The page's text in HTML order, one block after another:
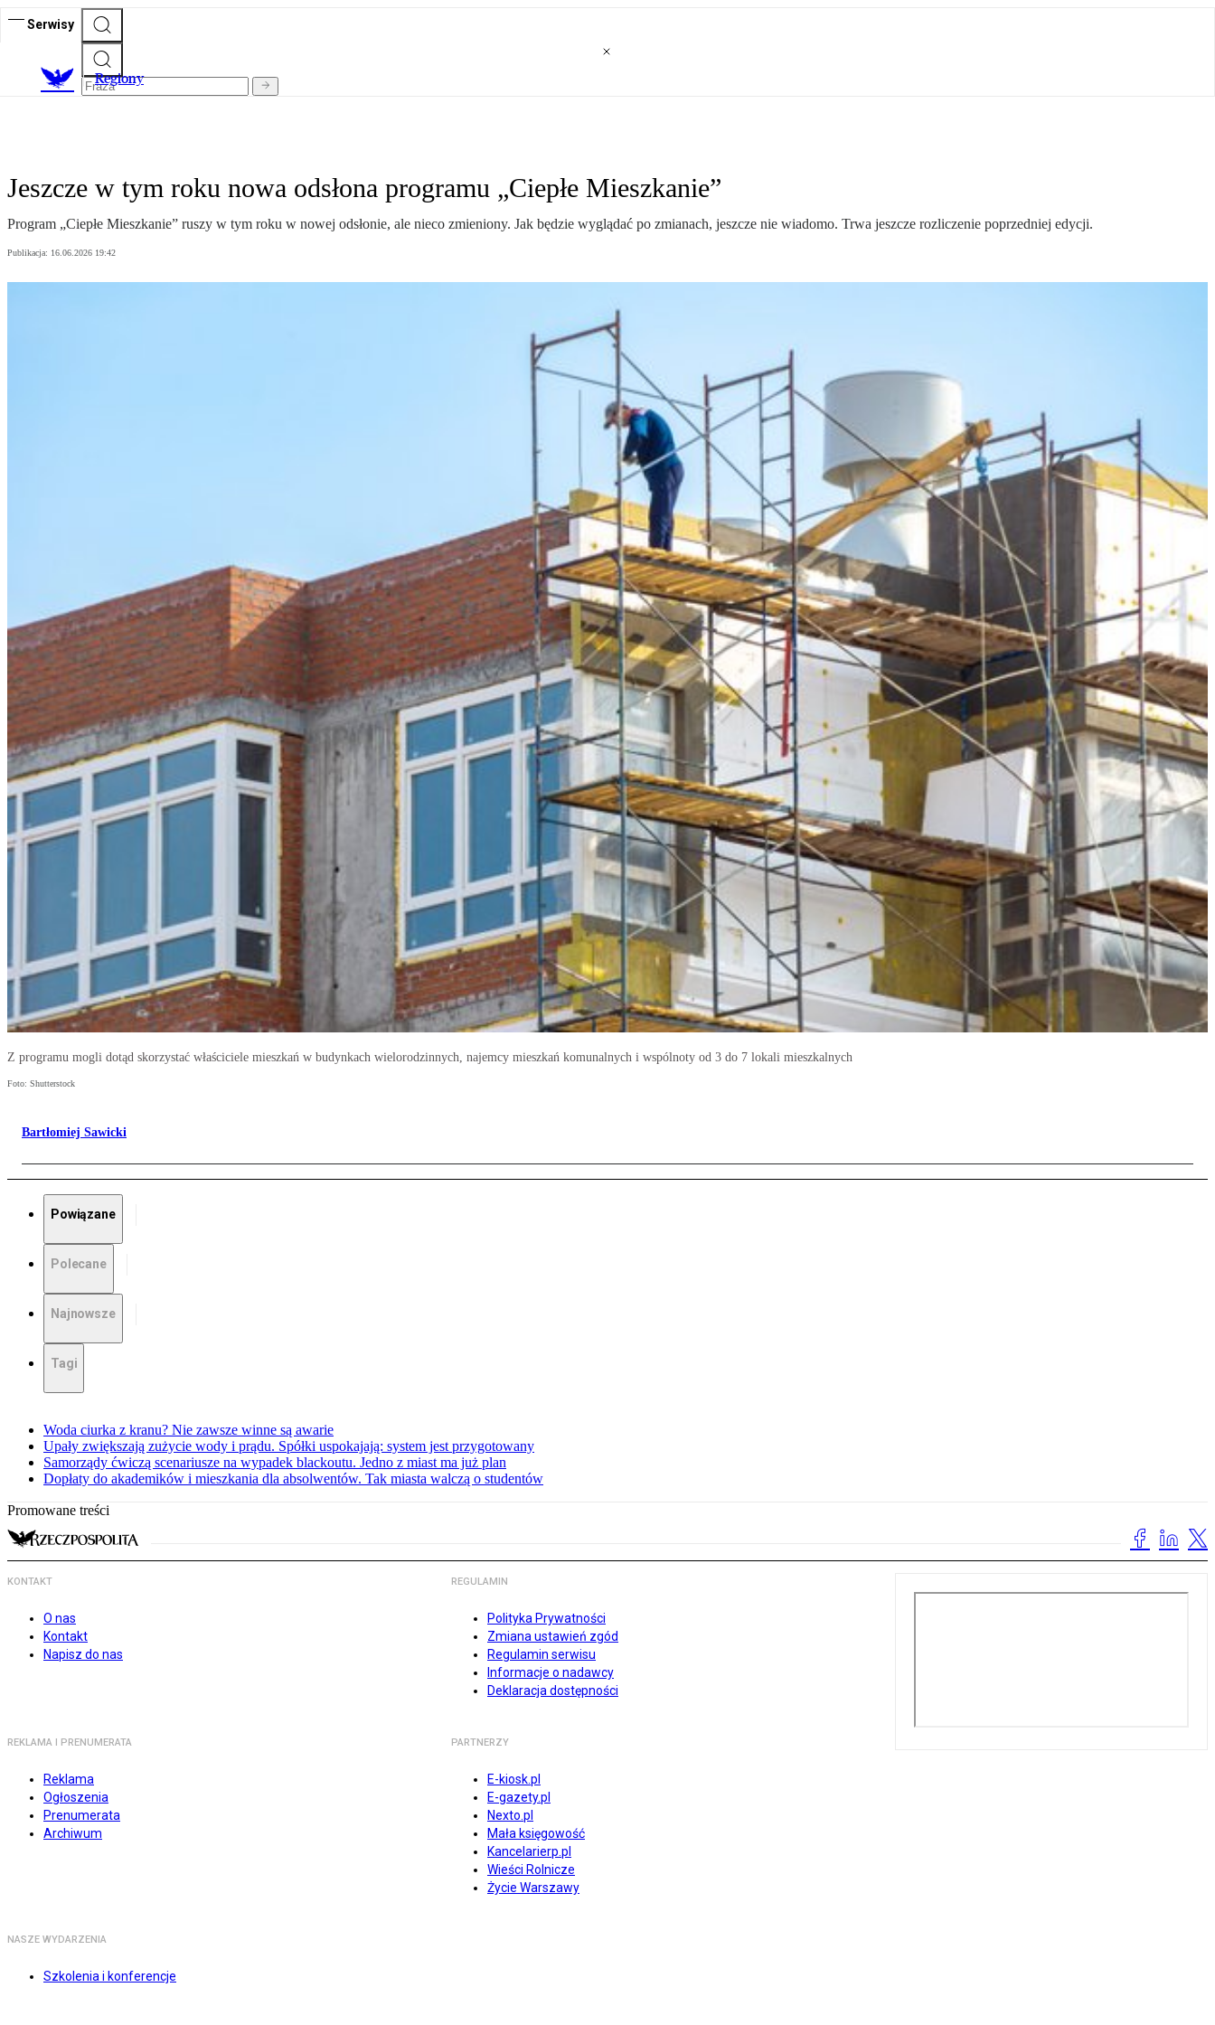
Serwisy
Regiony
Jeszcze w tym roku nowa odsłona programu „Ciepłe Mieszkanie”
Program „Ciepłe Mieszkanie” ruszy w tym roku w nowej odsłonie, ale nieco zmieniony. Jak będzie wyglądać po zmianach, jeszcze nie wiadomo. Trwa jeszcze rozliczenie poprzedniej edycji.
Publikacja: 16.06.2026 19:42
Z programu mogli dotąd skorzystać właściciele mieszkań w budynkach wielorodzinnych, najemcy mieszkań komunalnych i wspólnoty od 3 do 7 lokali mieszkalnych
Foto: Shutterstock
Bartłomiej Sawicki
Powiązane
Polecane
Najnowsze
Tagi
Woda ciurka z kranu? Nie zawsze winne są awarie
Upały zwiększają zużycie wody i prądu. Spółki uspokajają: system jest przygotowany
Samorządy ćwiczą scenariusze na wypadek blackoutu. Jedno z miast ma już plan
Dopłaty do akademików i mieszkania dla absolwentów. Tak miasta walczą o studentów
Promowane treści
KONTAKT
O nas
Kontakt
Napisz do nas
REGULAMIN
Polityka Prywatności
Zmiana ustawień zgód
Regulamin serwisu
Informacje o nadawcy
Deklaracja dostępności
REKLAMA I PRENUMERATA
Reklama
Ogłoszenia
Prenumerata
Archiwum
PARTNERZY
E-kiosk.pl
E-gazety.pl
Nexto.pl
Mała księgowość
Kancelarierp.pl
Wieści Rolnicze
Życie Warszawy
NASZE WYDARZENIA
Szkolenia i konferencje